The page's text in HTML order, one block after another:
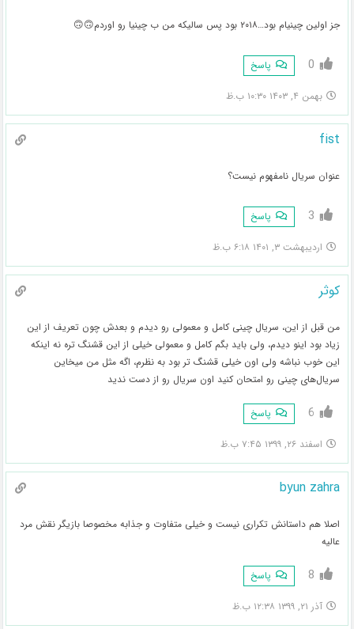
جز اولین چینیام بود…۲۰۱۸ بود پس سالیکه من ب چینیا رو اوردم🙃🙃
0 پاسخ
بهمن ۴, ۱۴۰۳ ۱۰:۳۰ ب.ظ
fist
عنوان سریال نامفهوم نیست؟
3 پاسخ
اردیبهشت ۳, ۱۴۰۱ ۶:۱۸ ب.ظ
کوثر
من قبل از این، سریال چینی کامل و معمولی رو دیدم و بعدش چون تعریف از این
زیاد بود اینو دیدم، ولی باید بگم کامل و معمولی خیلی از این قشنگ تره نه اینکه
این خوب نباشه ولی اون خیلی قشنگ تر بود به نظرم، اگه مثل من میخاین
سریال‌های چینی رو امتحان کنید اون سریال رو از دست ندید
6 پاسخ
اسفند ۲۶, ۱۳۹۹ ۷:۴۵ ب.ظ
byun zahra
اصلا هم داستانش تکراری نیست و خیلی متفاوت و جذابه مخصوصا بازیگر نقش مرد
عالیه
8 پاسخ
آذر ۲۱, ۱۳۹۹ ۱۲:۳۸ ب.ظ